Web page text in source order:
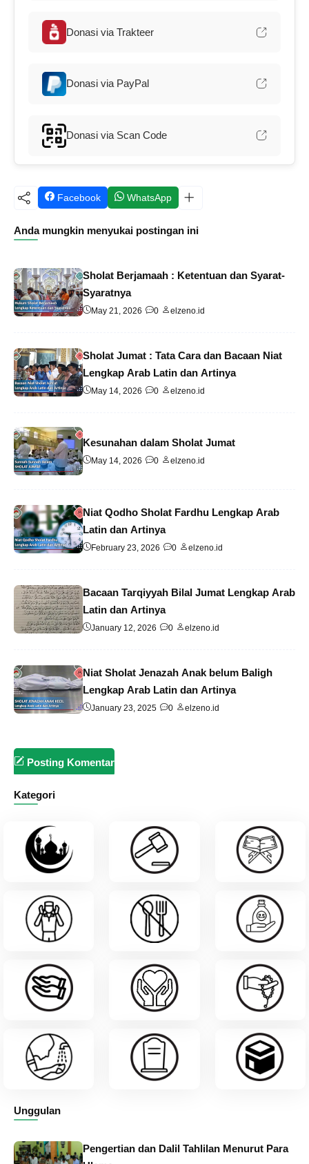
Donasi via Trakteer
Donasi via PayPal
Donasi via Scan Code
Facebook WhatsApp
Anda mungkin menyukai postingan ini
Sholat Berjamaah : Ketentuan dan Syarat-
Syaratnya
May 21, 2026 0 elzeno.id
Sholat Jumat : Tata Cara dan Bacaan Niat
Lengkap Arab Latin dan Artinya
May 14, 2026 0 elzeno.id
Kesunahan dalam Sholat Jumat
May 14, 2026 0 elzeno.id
Niat Qodho Sholat Fardhu Lengkap Arab
Latin dan Artinya
February 23, 2026 0 elzeno.id
Bacaan Tarqiyyah Bilal Jumat Lengkap Arab
Latin dan Artinya
January 12, 2026 0 elzeno.id
Niat Sholat Jenazah Anak belum Baligh
Lengkap Arab Latin dan Artinya
January 23, 2025 0 elzeno.id
Posting Komentar
Kategori
Unggulan
Pengertian dan Dalil Tahlilan Menurut Para